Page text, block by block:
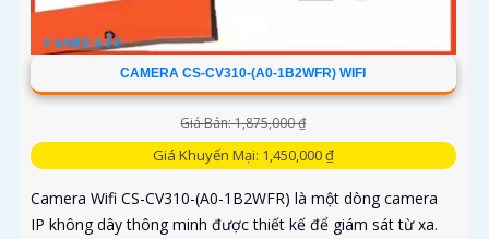
CAMERA CS-CV310-(A0-1B2WFR) WIFI
Giá Bán: 1,875,000 ₫
Giá Khuyến Mại: 1,450,000 ₫
Camera Wifi CS-CV310-(A0-1B2WFR) là một dòng camera
IP không dây thông minh được thiết kế để giám sát từ xa.